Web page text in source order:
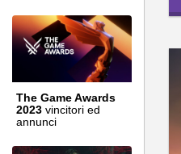
The Game Awards
2023 vincitori ed
annunci